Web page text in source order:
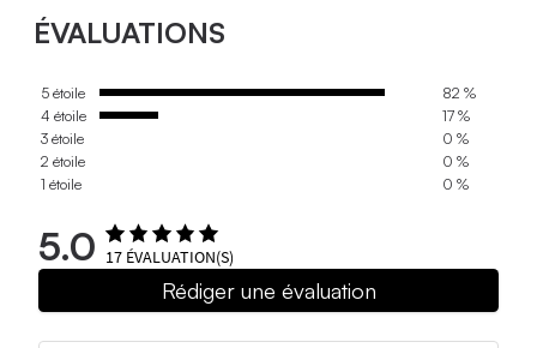
ÉVALUATIONS
5 étoile
82 %
4 étoile
17 %
3 étoile
0 %
2 étoile
0 %
1 étoile
0 %
5.0 17 ÉVALUATION(S)
Rédiger une évaluation